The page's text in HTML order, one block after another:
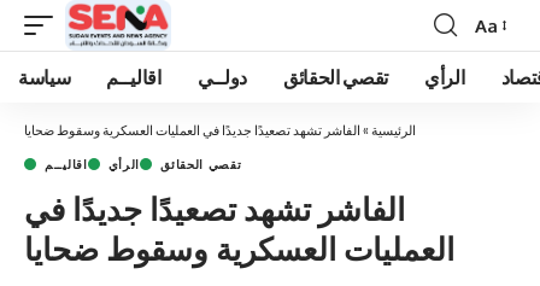
Font
Resizer
Aa
سياسة اقاليــم دولــي تقصي الحقائق الرأي
الرئيسية » الفاشر تشهد تصعيدًا جديدًا في العمليات العسكرية وسقوط ضحايا
اقاليــم الرأي تقصي الحقائق
الفاشر تشهد تصعيدًا جديدًا في
العمليات العسكرية وسقوط ضحايا